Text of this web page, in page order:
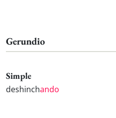
Gerundio
Simple
deshinchando